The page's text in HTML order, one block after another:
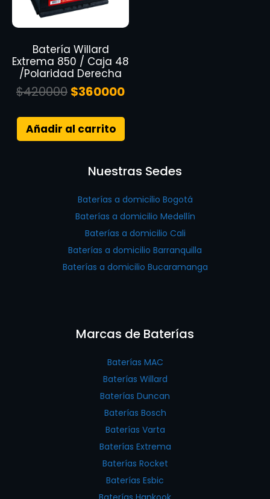
Batería Willard
Extrema 850 / Caja 48
/Polaridad Derecha
$420000 $360000
Añadir al carrito
Nuestras Sedes
Baterías a domicilio Bogotá
Baterías a domicilio Medellín
Baterías a domicilio Cali
Baterías a domicilio Barranquilla
Baterías a domicilio Bucaramanga
Marcas de Baterías
Baterías MAC
Baterías Willard
Baterías Duncan
Baterías Bosch
Baterías Varta
Baterías Extrema
Baterías Rocket
Baterías Esbic